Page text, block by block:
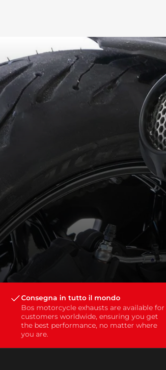
Consegna in tutto il mondo
Bos motorcycle exhausts are available for
customers worldwide, ensuring you get
the best performance, no matter where
you are.